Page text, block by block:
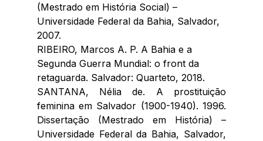
(Mestrado em História Social) –
Universidade Federal da Bahia, Salvador,
2007.
RIBEIRO, Marcos A. P. A Bahia e a
Segunda Guerra Mundial: o front da
retaguarda. Salvador: Quarteto, 2018.
SANTANA, Nélia de. A prostituição
feminina em Salvador (1900-1940). 1996.
Dissertação (Mestrado em História) –
Universidade Federal da Bahia, Salvador,